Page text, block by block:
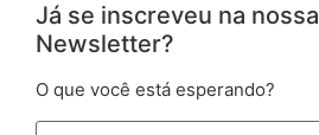
Já se inscreveu na nossa
Newsletter?
O que você está esperando?